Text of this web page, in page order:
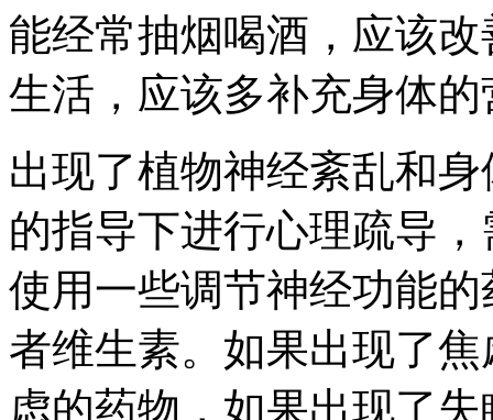
能经常抽烟喝酒，应该
生活，应该多补充身体的
出现了植物神经紊乱和
的指导下进行心理疏导
使用一些调节神经功能
者维生素。如果出现了
虑的药物，如果出现了